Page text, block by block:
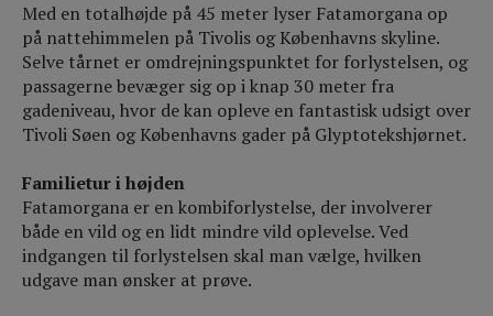
Med en totalhøjde på 45 meter lyser Fatamorgana op
på nattehimmelen på Tivolis og Københavns skyline.
Selve tårnet er omdrejningspunktet for forlystelsen, og
passagerne bevæger sig op i knap 30 meter fra
gadeniveau, hvor de kan opleve en fantastisk udsigt over
Tivoli Søen og Københavns gader på Glyptotekshjørnet.
Familietur i højden
Fatamorgana er en kombiforlystelse, der involverer
både en vild og en lidt mindre vild oplevelse. Ved
indgangen til forlystelsen skal man vælge, hvilken
udgave man ønsker at prøve.